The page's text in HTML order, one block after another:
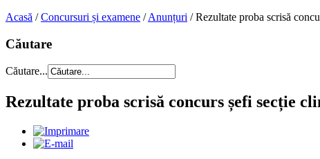
Acasă /Concursuri și examene /Anunțuri /Rezultate proba scrisă
Căutare
Căutare...
Rezultate proba scrisă concurs șefi secție